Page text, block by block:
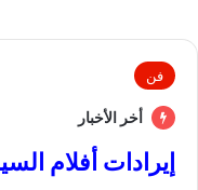
فن
أخر الأخبار
إيرادات أفلام